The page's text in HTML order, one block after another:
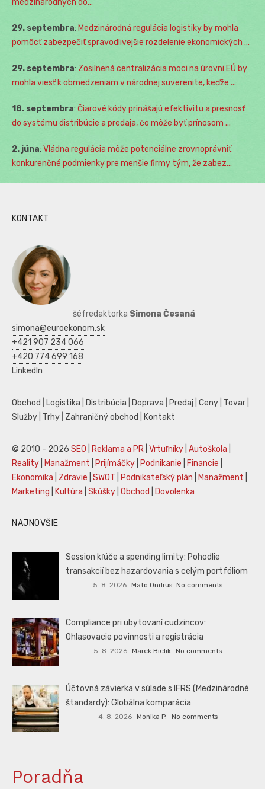
medzinárodných do...
29. septembra: Medzinárodná regulácia logistiky by mohla
pomôcť zabezpečiť spravodlivejšie rozdelenie ekonomických ...
29. septembra: Zosilnená centralizácia moci na úrovni EÚ by
mohla viesť k obmedzeniam v národnej suverenite, keďže ...
18. septembra: Čiarové kódy prinášajú efektivitu a presnosť
do systému distribúcie a predaja, čo môže byť prínosom ...
2. júna: Vládna regulácia môže potenciálne zrovnoprávniť
konkurenčné podmienky pre menšie firmy tým, že zabez...
KONTAKT
šéfredaktorka Simona Česaná
simona@euroekonom.sk
+421 907 234 066
+420 774 699 168
LinkedIn
Obchod Logistika Distribúcia Doprava Predaj Ceny Tovar
Služby Trhy Zahraničný obchod Kontakt
© 2010 - 2026 SEO Reklama a PR Vrtuľníky Autoškola
Reality
Manažment Prijímáčky Podnikanie Financie
Ekonomika
Zdravie SWOT Podnikateľský plán Manažment
Marketing
Kultúra Skúšky Obchod Dovolenka
NAJNOVŠIE
Session kľúče a spending limity: Pohodlie
transakcií bez hazardovania s celým portfóliom
5. 8. 2026 Mato Ondrus No comments
Compliance pri ubytovaní cudzincov:
Ohlasovacie povinnosti a registrácia
5. 8. 2026 Marek Bielik No comments
Účtovná závierka v súlade s IFRS (Medzinárodné
štandardy): Globálna komparácia
4. 8. 2026 Monika P. No comments
Poradňa